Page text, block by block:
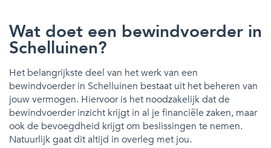
Wat doet een bewindvoerder in
Schelluinen?
Het belangrijkste deel van het werk van een
bewindvoerder in Schelluinen bestaat uit het beheren van
jouw vermogen. Hiervoor is het noodzakelijk dat de
bewindvoerder inzicht krijgt in al je financiële zaken, maar
ook de bevoegdheid krijgt om beslissingen te nemen.
Natuurlijk gaat dit altijd in overleg met jou.